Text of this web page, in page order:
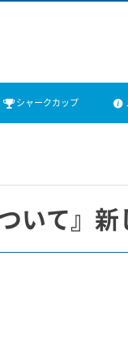
シャークカップ
いて』